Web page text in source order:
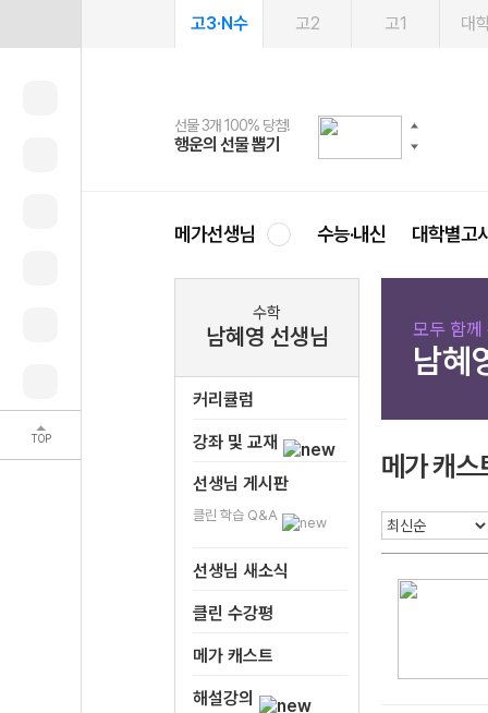
TOP
고3·N수 고2 고1 대
선물 3개 100% 당첨!
행운의 선물 뽑기
선물 100% 증정!
메가스터디 X 올리브
여름방학 스터디 캐시백
메가런 썸머스쿨
2027 러셀 단과
강사 공개선발
스마트러닝앱
설문 EVENT
메가패스
3일 무료 체험권
메가패스 수강생 무료혜택!
메가클럽 멤버십
사회공헌 캠페인
희망이룸 메가나눔
메가선생님 수능·내신 대학별고
수학
남혜영 선생님
커리큘럼
강좌 및 교재
선생님 게시판
클린 학습 Q&A
선생님 새소식
클린 수강평
메가 캐스트
해설강의
모두 함께
남혜
메가 캐스